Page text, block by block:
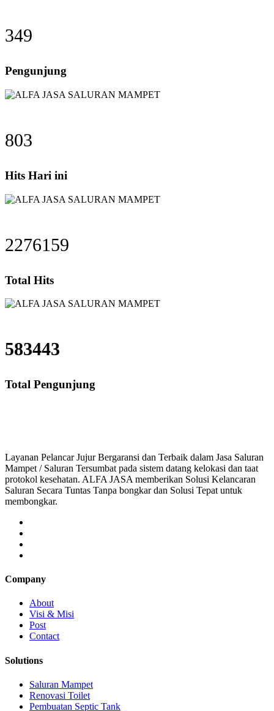
349
Pengunjung
803
Hits Hari ini
2276159
Total Hits
583443
Total Pengunjung
Layanan Pelancar Jujur Bergaransi dan Terbaik dalam Jasa Saluran
Mampet / Saluran Tersumbat pada sistem datang kelokasi dan taat
protokol kesehatan. ALFA JASA memberikan Solusi Kelancaran
Saluran Secara Tuntas Tanpa bongkar dan Solusi Tepat untuk
membongkar.
Company
About
Visi & Misi
Post
Contact
Solutions
Saluran Mampet
Renovasi Toilet
Pembuatan Septic Tank